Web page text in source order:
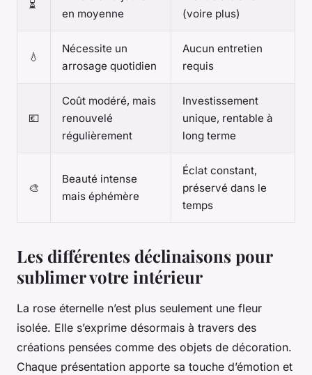
⏳
en moyenne
(voire plus)
💧
Nécessite un
arrosage quotidien
Aucun entretien
requis
💶
Coût modéré, mais
renouvelé
régulièrement
Investissement
unique, rentable à
long terme
🎨
Beauté intense
mais éphémère
Éclat constant,
préservé dans le
temps
Les différentes déclinaisons pour
sublimer votre intérieur
La rose éternelle n’est plus seulement une fleur
isolée. Elle s’exprime désormais à travers des
créations pensées comme des objets de décoration.
Chaque présentation apporte sa touche d’émotion et